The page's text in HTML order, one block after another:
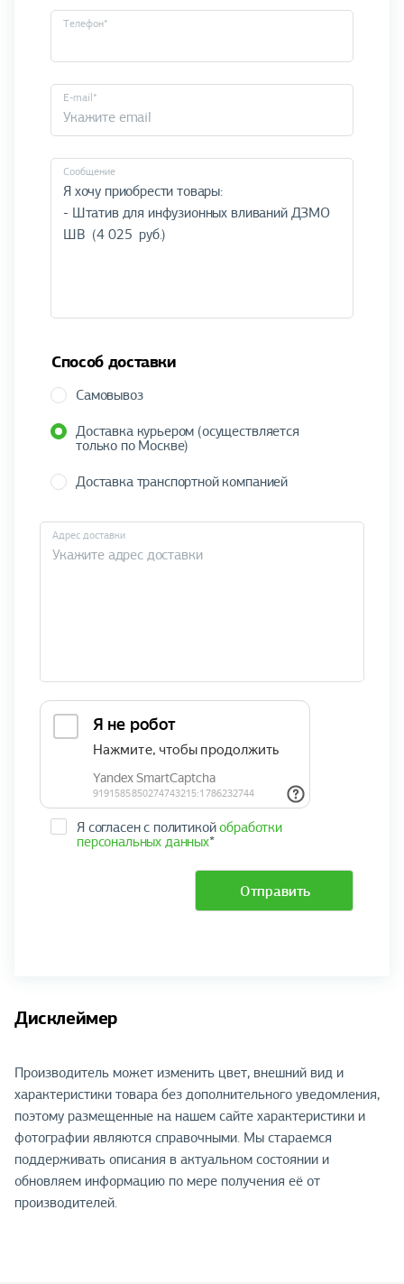
Телефон*
E-mail*
Cообщение
Способ доставки
Самовывоз
Доставка курьером (осуществляется
только по Москве)
Доставка транспортной компанией
Адрес доставки
Я согласен с политикойобработки
персональных данных*
Отправить
Дисклеймер
Производитель может изменить цвет, внешний вид и
характеристики товара без дополнительного уведомления,
поэтому размещенные на нашем сайте характеристики и
фотографии являются справочными. Мы стараемся
поддерживать описания в актуальном состоянии и
обновляем информацию по мере получения её от
производителей.